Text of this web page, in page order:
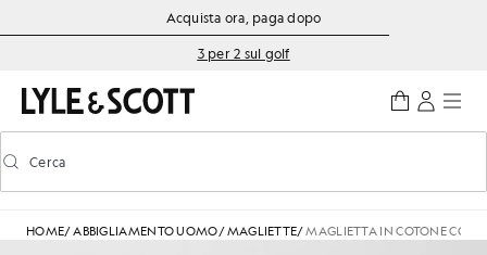
Vai al contenuto principale
Informazioni sull'accessibilitàAcquista ora, paga dopo
3 per 2 sul golf
Attiva/disattiva la ricerca predittiva
Cerca
HOME/ABBIGLIAMENTO UOMO/MAGLIETTE/MAGLIETTA IN COTONE CON